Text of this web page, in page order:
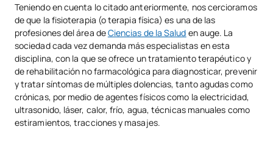
Teniendo en cuenta lo citado anteriormente, nos cercioramos
de que la fisioterapia (o terapia física) es una de las
profesiones del área deCiencias de la Salud en auge. La
sociedad cada vez demanda más especialistas en esta
disciplina, con la que se ofrece un tratamiento terapéutico y
de rehabilitación no farmacológica para diagnosticar, prevenir
y tratar síntomas de múltiples dolencias, tanto agudas como
crónicas, por medio de agentes físicos como la electricidad,
ultrasonido, láser, calor, frío, agua, técnicas manuales como
estiramientos, tracciones y masajes.